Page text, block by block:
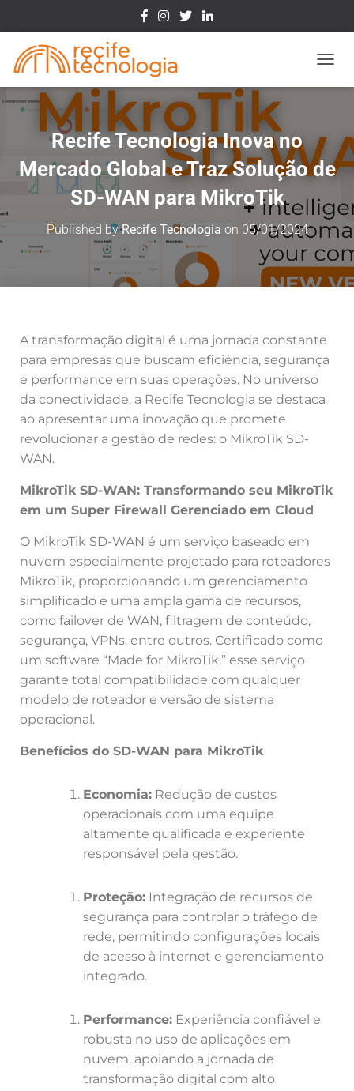
Recife Tecnologia Inova no
Mercado Global e Traz Solução de
SD-WAN para MikroTik
Published byRecife Tecnologia on 05/01/2024
A transformação digital é uma jornada constante
para empresas que buscam eficiência, segurança
e performance em suas operações. No universo
da conectividade, a Recife Tecnologia se destaca
ao apresentar uma inovação que promete
revolucionar a gestão de redes: o MikroTik SD-
WAN.
MikroTik SD-WAN: Transformando seu MikroTik
em um Super Firewall Gerenciado em Cloud
O MikroTik SD-WAN é um serviço baseado em
nuvem especialmente projetado para roteadores
MikroTik, proporcionando um gerenciamento
simplificado e uma ampla gama de recursos,
como failover de WAN, filtragem de conteúdo,
segurança, VPNs, entre outros. Certificado como
um software “Made for MikroTik,” esse serviço
garante total compatibilidade com qualquer
modelo de roteador e versão de sistema
operacional.
Benefícios do SD-WAN para MikroTik
Economia: Redução de custos
operacionais com uma equipe
altamente qualificada e experiente
responsável pela gestão.
Proteção: Integração de recursos de
segurança para controlar o tráfego de
rede, permitindo configurações locais
de acesso à internet e gerenciamento
integrado.
Performance: Experiência confiável e
robusta no uso de aplicações em
nuvem, apoiando a jornada de
transformação digital com alto